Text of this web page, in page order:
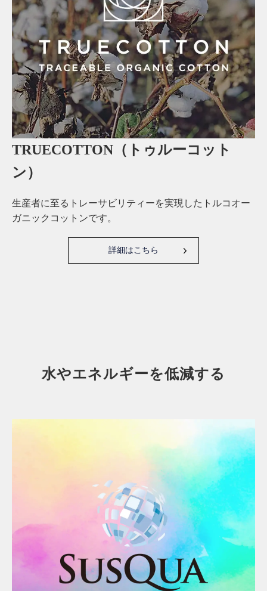
TRUECOTTON（トゥルーコット
ン）
生産者に至るトレーサビリティーを実現したトルコオー
ガニックコットンです。
詳細はこちら
水やエネルギーを低減する